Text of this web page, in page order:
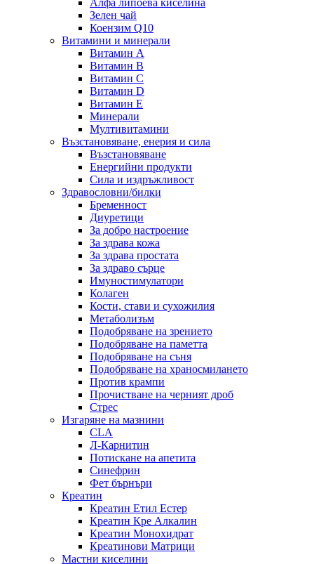
Зелен чай
Коензим Q10
Витамини и минерали
Витамин А
Витамин B
Витамин C
Витамин D
Витамин E
Минерали
Мултивитамини
Възстановяване, енерия и сила
Възстановяване
Енергийни продукти
Сила и издръжливост
Здравословни/билки
Бременност
Диуретици
За добро настроение
За здрава кожа
За здрава простата
За здраво сърце
Имуностимулатори
Колаген
Кости, стави и сухожилия
Метаболизъм
Подобряване на зрението
Подобряване на паметта
Подобряване на съня
Подобряване на храносмилането
Против крампи
Прочистване на черният дроб
Стрес
Изгаряне на мазнини
CLA
Л-Карнитин
Потискане на апетита
Синефрин
Фет бърнъри
Креатин
Креатин Етил Естер
Креатин Кре Алкалин
Креатин Монохидрат
Креатинови Матрици
Мастни киселини